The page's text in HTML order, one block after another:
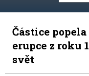
Částice
erupce z roku
svět